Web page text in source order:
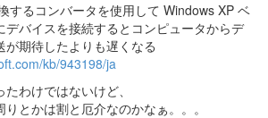
するコンバータを使用して Windows XP ベ
デバイスを接続するとコンピュータからデ
期待したよりも遅くなる
kb/943198/ja
わけではないけど、
とかは割と厄介なのかなぁ。。。